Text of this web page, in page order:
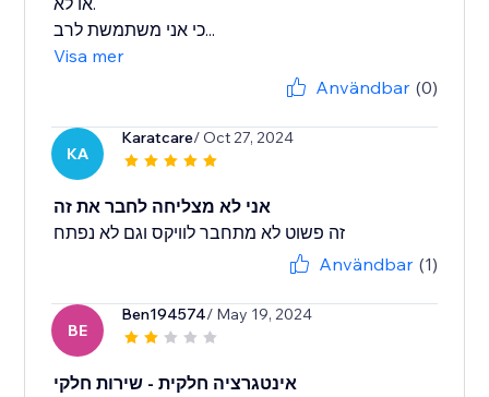
כי אני משתמשת לרב...
Visa mer
Användbar (0)
KA
Karatcare/ Oct 27, 2024
אני לא מצליחה לחבר את זה
זה פשוט לא מתחבר לוויקס וגם לא נפתח
Användbar (1)
BE
Ben194574/ May 19, 2024
אינטגרציה חלקית - שירות חלקי